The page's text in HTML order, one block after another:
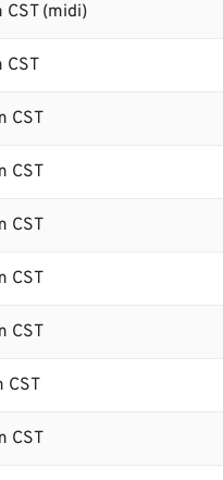
CST (midi)
CST
CST
CST
CST
CST
CST
CST
CST